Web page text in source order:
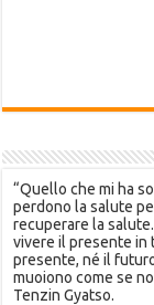
“Quello che mi ha
perdono la salute
recuperare la
vivere il presente in
presente, né il
muoiono come se
Tenzin Gyatso.